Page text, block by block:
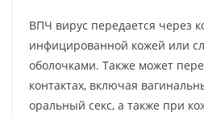
ВПЧ вирус передается через
инфицированной кожей или
оболочками. Также может
контактах, включая
оральный секс, а также при